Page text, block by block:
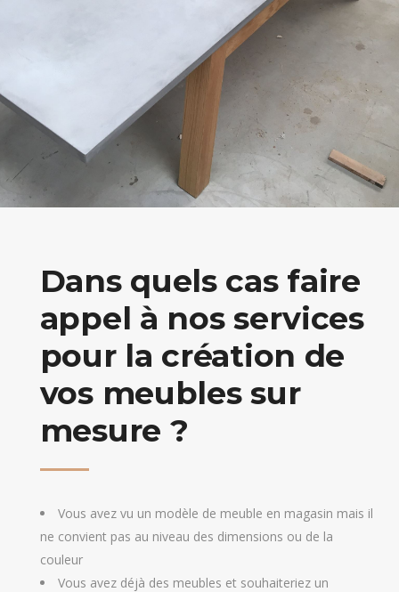
Dans quels cas faire
appel à nos services
pour la création de
vos meubles sur
mesure ?
Vous avez vu un modèle de meuble en magasin mais il
ne convient pas au niveau des dimensions ou de la
couleur
Vous avez déjà des meubles et souhaiteriez un